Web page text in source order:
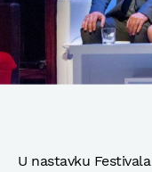
U nastavku